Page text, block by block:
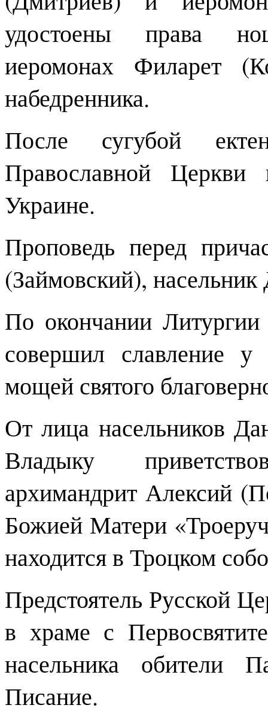
удостоены права
иеромонах Филарет
набедренника.
После сугубой
Православной
Украине.
Проповедь перед
(Займовский),
По окончании
совершил славление у
мощей святого
От лица насельников
Владыку
архимандрит Алексий
Божией Матери
находится в Троцком
Предстоятель Русской
в храме с
насельника обители
Писание.